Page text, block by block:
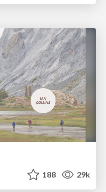
188 29k